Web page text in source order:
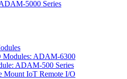
5000 Series
Modules: ADAM-6300
ADAM-500 Series
Mount IoT Remote I/O